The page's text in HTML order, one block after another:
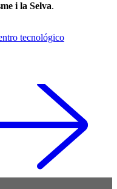
i la Selva.
tecnológico